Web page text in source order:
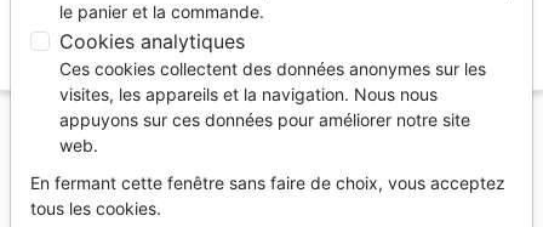
Accueil Bibles
Bibles grand format
couverture souple, avec onglets, paroles de Jésus en
rouge
le panier et la commande.
Cookies analytiques
Ces cookies collectent des données anonymes sur les
visites, les appareils et la navigation. Nous nous
appuyons sur ces données pour améliorer notre site
web.
En fermant cette fenêtre sans faire de choix, vous acceptez
tous les cookies.